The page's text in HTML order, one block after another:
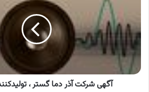
گستر
،
تولیدکننده
انواع
بویلر
آگهی شرکت آذر دما گستر ،